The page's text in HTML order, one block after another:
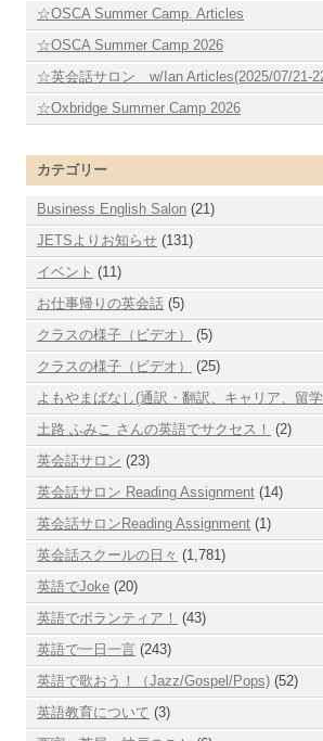
☆OSCA Summer Camp. Articles
☆OSCA Summer Camp 2026
☆英会話サロン w/Ian Articles(2025/07/21-
☆Oxbridge Summer Camp 2026
カテゴリー
Business English Salon (21)
JETSよりお知らせ (131)
イベント (11)
お仕事帰りの英会話 (5)
クラスの様子（ビデオ）
(5)
クラスの様子（ビデオ）
(25)
よもやまばなし(通訳・翻訳、キャリア、留学
土路 ふみこ さんの英語でサクセス！
(2)
英会話サロン (23)
英会話サロン Reading Assignment (14)
英会話サロンReading Assignment (1)
英会話スクールの日々 (1,781)
英語でJoke (20)
英語でボランティア！
(43)
英語で一日一言 (243)
英語で歌おう！（Jazz/Gospel/Pops) (52)
英語教育について (3)